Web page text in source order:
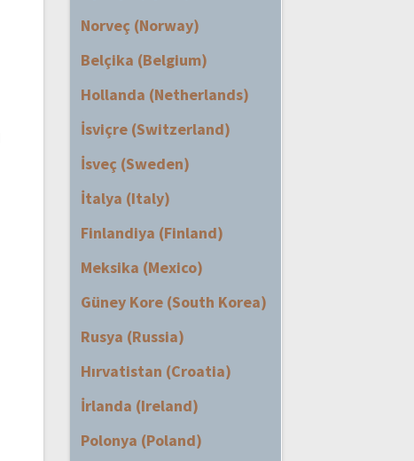
Norveç (Norway)
Belçika (Belgium)
Hollanda (Netherlands)
İsviçre (Switzerland)
İsveç (Sweden)
İtalya (Italy)
Finlandiya (Finland)
Meksika (Mexico)
Güney Kore (South Korea)
Rusya (Russia)
Hırvatistan (Croatia)
İrlanda (Ireland)
Polonya (Poland)